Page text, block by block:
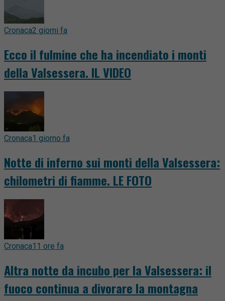
Cronaca2 giorni fa
Ecco il fulmine che ha incendiato i monti
della Valsessera. IL VIDEO
Cronaca1 giorno fa
Notte di inferno sui monti della Valsessera:
chilometri di fiamme. LE FOTO
Cronaca11 ore fa
Altra notte da incubo per la Valsessera: il
fuoco continua a divorare la montagna